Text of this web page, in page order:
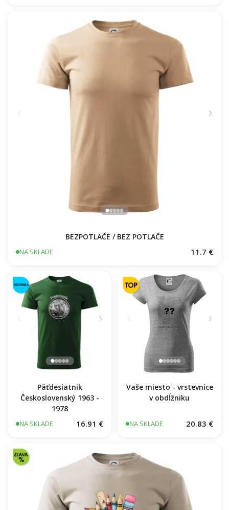
BEZPOTLAČE / BEZ POTLAČE
NA SKLADE 11.7 €
Päťdesiatnik
Československý 1963 -
1978
NA SKLADE 16.91 €
Vaše miesto - vrstevnice
v obdĺžniku
NA SKLADE 20.83 €